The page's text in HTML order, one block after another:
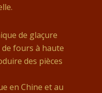
de glaçure
fours à haute
des pièces
en Chine et au